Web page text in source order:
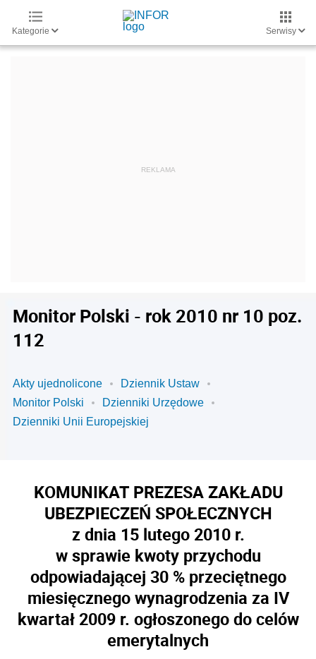
Kategorie Serwisy
Monitor Polski - rok 2010 nr 10 poz.
112
Akty ujednolicone
Dziennik Ustaw
Monitor Polski
Dzienniki Urzędowe
Dzienniki Unii Europejskiej
KOMUNIKAT PREZESA ZAKŁADU
UBEZPIECZEŃ SPOŁECZNYCH
z dnia 15 lutego 2010 r.
w sprawie kwoty przychodu
odpowiadającej 30 % przeciętnego
miesięcznego wynagrodzenia za IV
kwartał 2009 r. ogłoszonego do celów
emerytalnych